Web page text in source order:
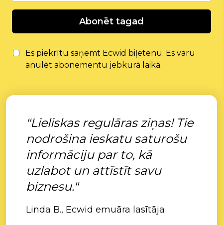
Abonēt tagad
Es piekrītu saņemt Ecwid biļetenu. Es varu
anulēt abonementu jebkurā laikā.
"Lieliskas regulāras ziņas! Tie
nodrošina ieskatu saturošu
informāciju par to, kā
uzlabot un attīstīt savu
biznesu."
Linda B., Ecwid emuāra lasītāja